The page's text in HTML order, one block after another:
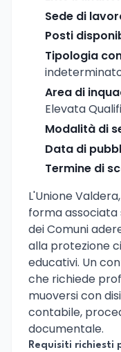
Sede di
Posti
Tipologia
Area di
Elevata
Modalità di
Data di
Termine di
L'Unione
forma
dei Comuni
alla protezione
educativi. Un
che richiede
muoversi con
contabile,
documentale.
Requisiti richiesti